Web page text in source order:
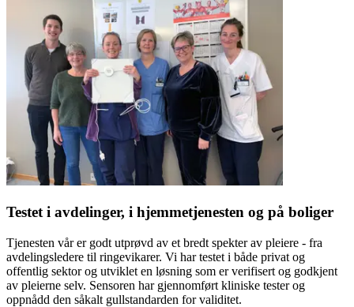
Testet i avdelinger, i hjemmetjenesten og på boliger
Tjenesten vår er godt utprøvd av et bredt spekter av pleiere - fra
avdelingsledere til ringevikarer. Vi har testet i både privat og
offentlig sektor og utviklet en løsning som er verifisert og godkjent
av pleierne selv. Sensoren har gjennomført kliniske tester og
oppnådd den såkalt gullstandarden for validitet.